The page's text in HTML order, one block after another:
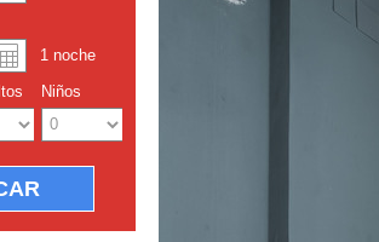
1 noche
Niños